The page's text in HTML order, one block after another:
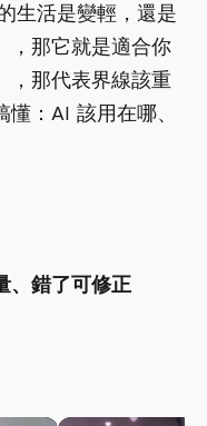
生活是變輕，還是
，那它就是適合你
，那代表界線該重
：AI 該用在哪、
、錯了可修正